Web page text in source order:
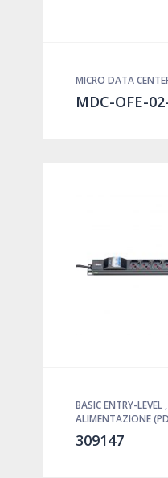
MICRO DATA
MDC-OFE-
BASIC ENTRY-LEVEL ,
ALIMENTAZIONE
309147